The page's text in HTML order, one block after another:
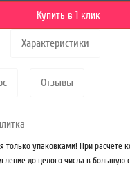
Купить в 1 клик
Характеристики
Отзывы
только упаковками! При расчете
до целого числа в большую